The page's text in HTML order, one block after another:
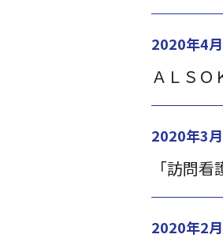
2020年4
ＡＬＳＯ
2020年3
「訪問
2020年2